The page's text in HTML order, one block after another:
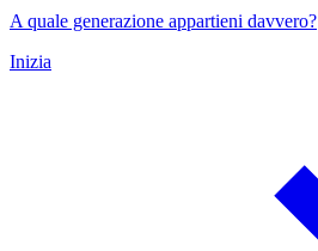
A quale generazione appartieni davvero?
Inizia